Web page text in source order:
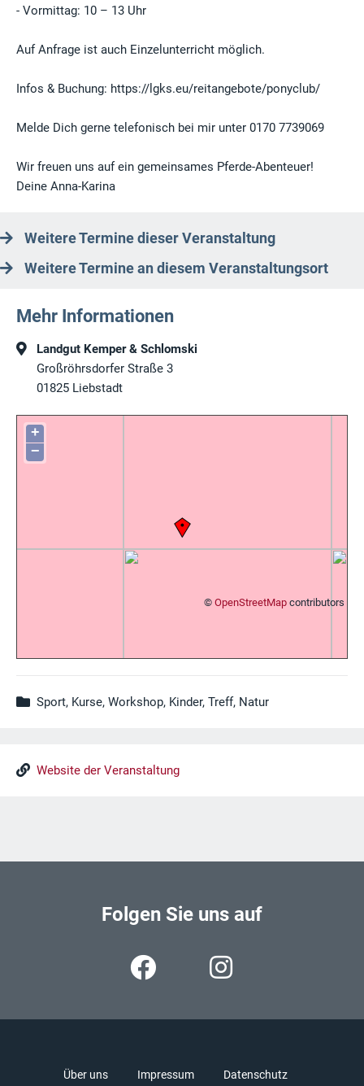
- Vormittag: 10 – 13 Uhr
Auf Anfrage ist auch Einzelunterricht möglich.
Infos & Buchung: https://lgks.eu/reitangebote/ponyclub/
Melde Dich gerne telefonisch bei mir unter 0170 7739069
Wir freuen uns auf ein gemeinsames Pferde-Abenteuer!
Deine Anna-Karina
Weitere Termine dieser Veranstaltung
Weitere Termine an diesem Veranstaltungsort
Mehr Informationen
Landgut Kemper & Schlomski
Großröhrsdorfer Straße 3
01825 Liebstadt
+
−
© OpenStreetMap contributors
Sport, Kurse, Workshop, Kinder, Treff, Natur
Website der Veranstaltung
Folgen Sie uns auf
Über uns Impressum Datenschutz